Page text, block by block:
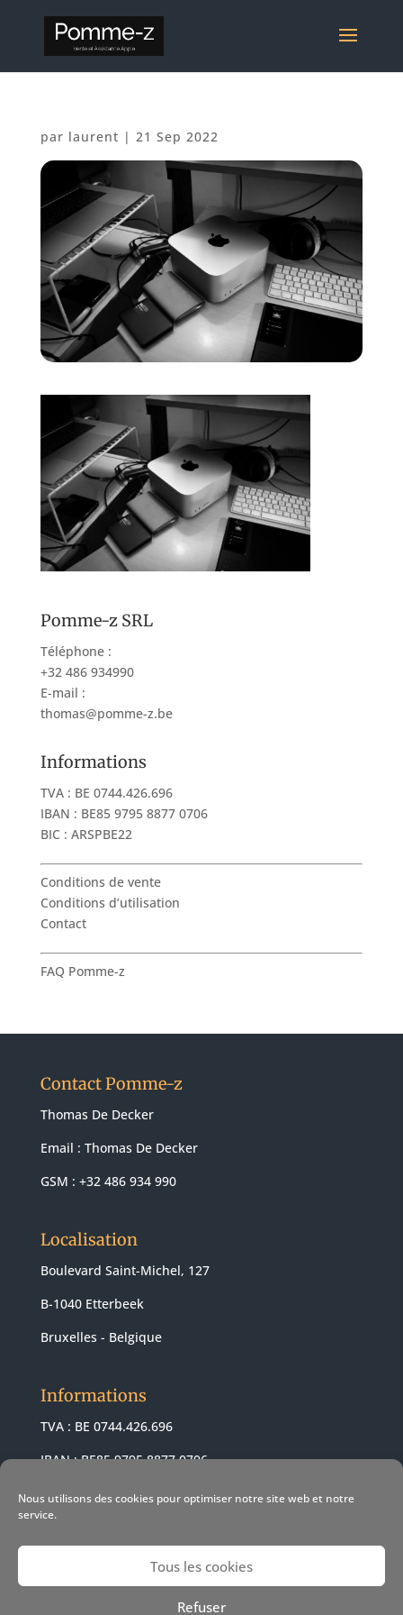
Nous utilisons des cookies pour optimiser notre site web et notre
service.
Tous les cookies
Refuser
par laurent | 21 Sep 2022
Pomme-z SRL
Téléphone :
+32 486 934990
E-mail :
thomas@pomme-z.be
Informations
TVA : BE 0744.426.696
IBAN : BE85 9795 8877 0706
BIC : ARSPBE22
Conditions de vente
Conditions d’utilisation
Contact
FAQ Pomme-z
Contact Pomme-z
Thomas De Decker
Email : Thomas De Decker
GSM : +32 486 934 990
Localisation
Boulevard Saint-Michel, 127
B-1040 Etterbeek
Bruxelles - Belgique
Informations
TVA : BE 0744.426.696
IBAN : BE85 9795 8877 0706
BIC : ARSPBE22
© 2021 Revendeur Apple Pomme-z -